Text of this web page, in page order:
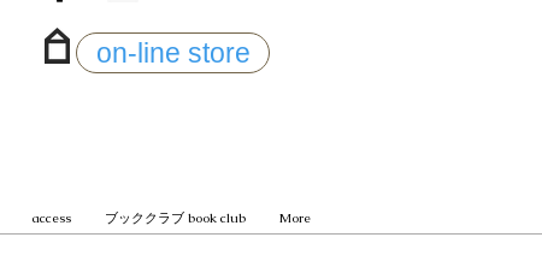
on-line store
access ブッククラブ book club More